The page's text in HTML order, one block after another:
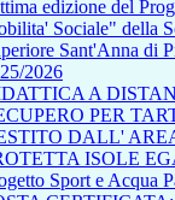
edizione del
Sociale" della
Sant'Anna di
2026
A
PER
DALL'
ISOLE
Sport e Acqua